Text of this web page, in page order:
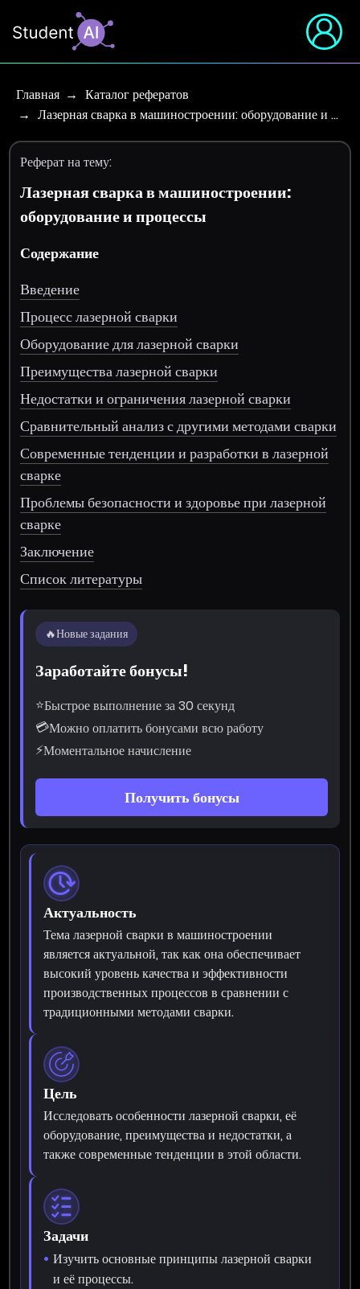
Главная
Каталог рефератов
Лазерная сварка в машиностроении: оборудование и …
Реферат на тему:
Лазерная сварка в машиностроении:
оборудование и процессы
Содержание
Введение
Процесс лазерной сварки
Оборудование для лазерной сварки
Преимущества лазерной сварки
Недостатки и ограничения лазерной сварки
Сравнительный анализ с другими методами сварки
Современные тенденции и разработки в лазерной
сварке
Проблемы безопасности и здоровье при лазерной
сварке
Заключение
Список литературы
🔥Новые задания
Заработайте бонусы!
⭐Быстрое выполнение за 30 секунд
💳Можно оплатить бонусами всю работу
⚡Моментальное начисление
Получить бонусы
Актуальность
Тема лазерной сварки в машиностроении
является актуальной, так как она обеспечивает
высокий уровень качества и эффективности
производственных процессов в сравнении с
традиционными методами сварки.
Цель
Исследовать особенности лазерной сварки, её
оборудование, преимущества и недостатки, а
также современные тенденции в этой области.
Задачи
Изучить основные принципы лазерной сварки
и её процессы.